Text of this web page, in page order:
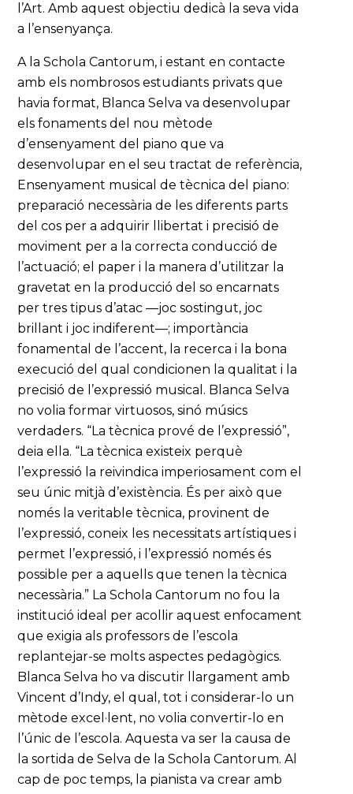
l’Art. Amb aquest objectiu dedicà la seva vida
a l’ensenyança.
A la Schola Cantorum, i estant en contacte
amb els nombrosos estudiants privats que
havia format, Blanca Selva va desenvolupar
els fonaments del nou mètode
d’ensenyament del piano que va
desenvolupar en el seu tractat de referència,
Ensenyament musical de tècnica del piano:
preparació necessària de les diferents parts
del cos per a adquirir llibertat i precisió de
moviment per a la correcta conducció de
l’actuació; el paper i la manera d’utilitzar la
gravetat en la producció del so encarnats
per tres tipus d’atac —joc sostingut, joc
brillant i joc indiferent—; importància
fonamental de l’accent, la recerca i la bona
execució del qual condicionen la qualitat i la
precisió de l’expressió musical. Blanca Selva
no volia formar virtuosos, sinó músics
verdaders. “La tècnica prové de l’expressió”,
deia ella. “La tècnica existeix perquè
l’expressió la reivindica imperiosament com el
seu únic mitjà d’existència. És per això que
només la veritable tècnica, provinent de
l’expressió, coneix les necessitats artístiques i
permet l’expressió, i l’expressió només és
possible per a aquells que tenen la tècnica
necessària.” La Schola Cantorum no fou la
institució ideal per acollir aquest enfocament
que exigia als professors de l’escola
replantejar-se molts aspectes pedagògics.
Blanca Selva ho va discutir llargament amb
Vincent d’Indy, el qual, tot i considerar-lo un
mètode excel·lent, no volia convertir-lo en
l’únic de l’escola. Aquesta va ser la causa de
la sortida de Selva de la Schola Cantorum. Al
cap de poc temps, la pianista va crear amb